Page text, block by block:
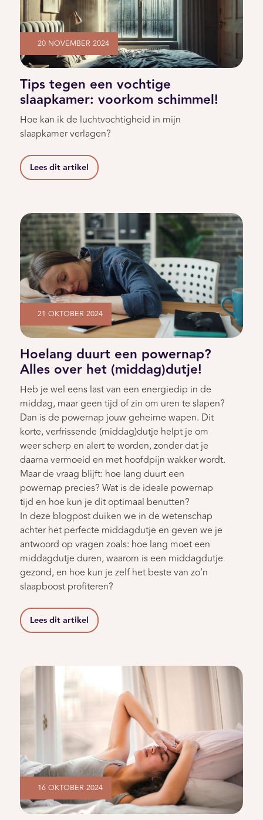
20 NOVEMBER 2024
Tips tegen een vochtige
slaapkamer: voorkom schimmel!
Hoe kan ik de luchtvochtigheid in mijn
slaapkamer verlagen?
Lees dit artikel
21 OKTOBER 2024
Hoelang duurt een powernap?
Alles over het (middag)dutje!
Heb je wel eens last van een energiedip in de
middag, maar geen tijd of zin om uren te slapen?
Dan is de powernap jouw geheime wapen. Dit
korte, verfrissende (middag)dutje helpt je om
weer scherp en alert te worden, zonder dat je
daarna vermoeid en met hoofdpijn wakker wordt.
Maar de vraag blijft: hoe lang duurt een
powernap precies? Wat is de ideale powernap
tijd en hoe kun je dit optimaal benutten?
In deze blogpost duiken we in de wetenschap
achter het perfecte middagdutje en geven we je
antwoord op vragen zoals: hoe lang moet een
middagdutje duren, waarom is een middagdutje
gezond, en hoe kun je zelf het beste van zo’n
slaapboost profiteren?
Lees dit artikel
16 OKTOBER 2024